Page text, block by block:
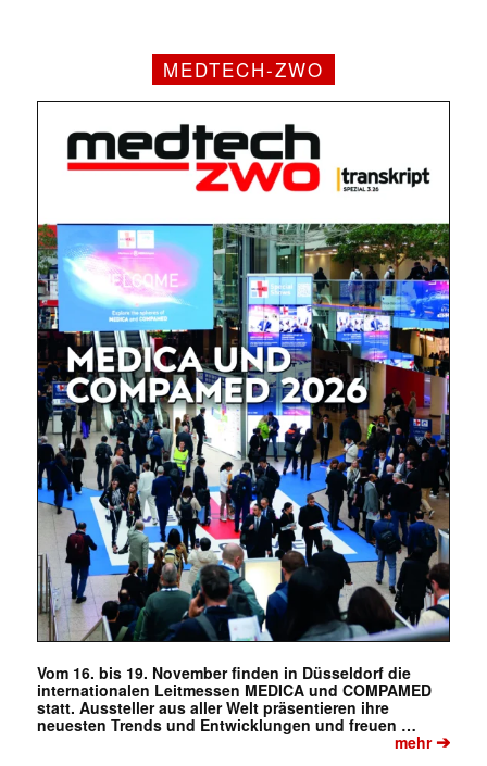
MEDTECH-ZWO
Vom 16. bis 19. November finden in Düsseldorf die
internationalen Leitmessen MEDICA und COMPAMED
statt. Aussteller aus aller Welt präsentieren ihre
neuesten Trends und Entwicklungen und freuen …
mehr➔